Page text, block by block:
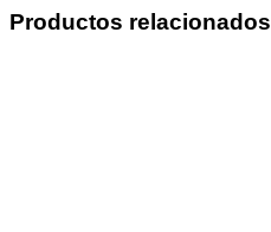
Productos relacionados